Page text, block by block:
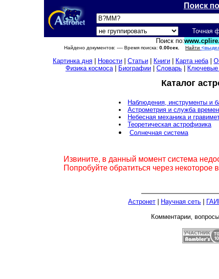
Поиск
Точная
Поиск по:
Найдено документов: ---- Время поиска: 0.00сек. Найти
Картинка дня Новости Статьи Книги Карта неба|
Физика космоса| Биографии Словарь Ключевые
Каталог
Наблюдения, инструменты и
Астрометрия и служба
Небесная механика и
Теоретическая астрофизика
Солнечная система
Извините, в данный момент система
Попробуйте обратиться через некоторое
Астронет Научная сеть
Комментарии,